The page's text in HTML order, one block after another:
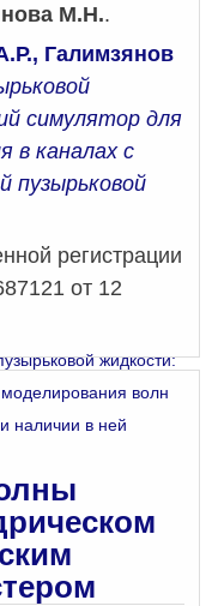
М.Н..
Галимзянов
симулятор для
в каналах с
пузырьковой
регистрации
от 12
жидкости:
волн
наличии в ней